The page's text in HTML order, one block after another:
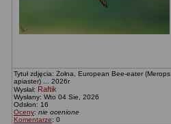
Tytuł zdjęcia: Żołna, European Bee-eater (Merops
apiaster) ... 2026r
Wysłał: Raftik
Wysłany: Wto 04 Sie, 2026
Odsłon: 16
Oceny: nie ocenione
Komentarze: 0